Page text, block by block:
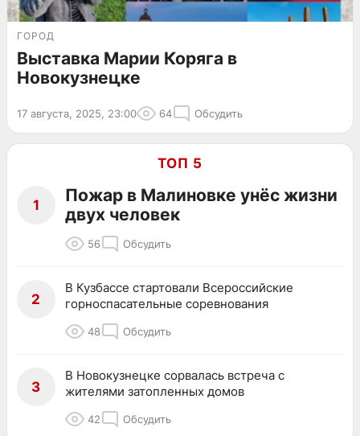
ГОРОД
Выставка Марии Коряга в
Новокузнецке
17 августа, 2025, 23:00 64 Обсудить
ТОП 5
1
Пожар в Малиновке унёс жизни
двух человек
56 Обсудить
2
В Кузбассе стартовали Всероссийские
горноспасательные соревнования
48 Обсудить
3
В Новокузнецке сорвалась встреча с
жителями затопленных домов
42 Обсудить